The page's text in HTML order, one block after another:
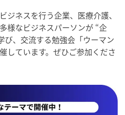
ジネスを行う企業、医療介護、
様なビジネスパーソンが “企
び、交流する勉強会「ウーマン
しています。ぜひご参加くださ